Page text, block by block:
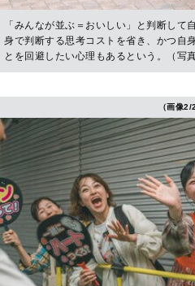
「みんなが並ぶ＝おいしい」と判断して
身で判断する思考コストを省き、かつ自
とを回避したい心理もあるという。（写
（画像2/